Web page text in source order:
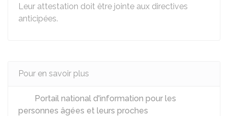
Leur attestation doit être jointe aux directives
anticipées.
Pour en savoir plus
Portail national d'information pour les
personnes âgées et leurs proches